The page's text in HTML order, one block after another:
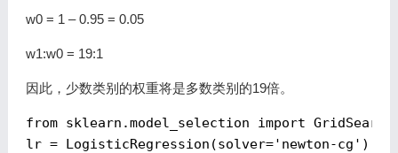
w0 = 1 – 0.95 = 0.05
w1:w0 = 19:1
因此，少数类别的权重将是多数类别的19倍。
from sklearn.model_selection import
lr = LogisticRegression(solver='newton-cg'